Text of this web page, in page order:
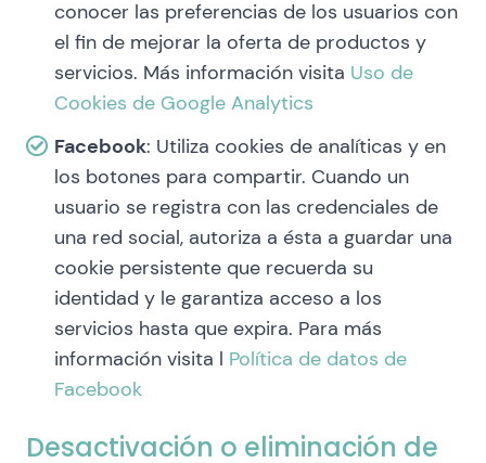
conocer las preferencias de los usuarios con
el fin de mejorar la oferta de productos y
servicios. Más información visita Uso de
Cookies de Google Analytics
Facebook: Utiliza cookies de analíticas y en
los botones para compartir. Cuando un
usuario se registra con las credenciales de
una red social, autoriza a ésta a guardar una
cookie persistente que recuerda su
identidad y le garantiza acceso a los
servicios hasta que expira. Para más
información visita l Política de datos de
Facebook
Desactivación o eliminación de